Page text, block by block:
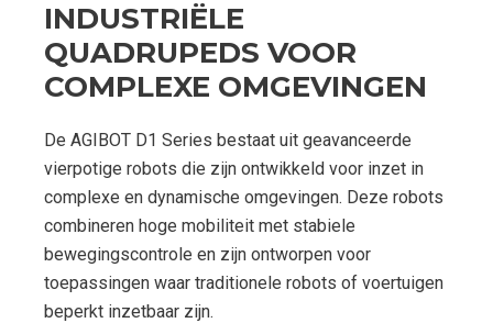
INDUSTRIËLE
QUADRUPEDS VOOR
COMPLEXE OMGEVINGEN
De AGIBOT D1 Series bestaat uit geavanceerde
vierpotige robots die zijn ontwikkeld voor inzet in
complexe en dynamische omgevingen. Deze robots
combineren hoge mobiliteit met stabiele
bewegingscontrole en zijn ontworpen voor
toepassingen waar traditionele robots of voertuigen
beperkt inzetbaar zijn.